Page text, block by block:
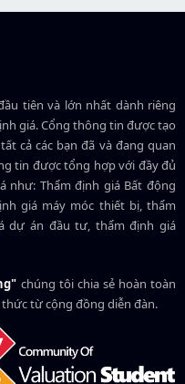
tiên và lớn nhất dành riêng
giá. Cổng thông tin được tạo
cả các bạn đã và đang quan
tin được tổng hợp với đầy đủ
như: Thẩm định giá Bất động
giá máy móc thiết bị, thẩm
dự án đầu tư, thẩm định giá
chúng tôi chia sẻ hoàn toàn
từ cộng đồng diễn đàn.